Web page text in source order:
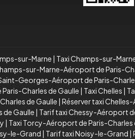
sur-Marne Taxi Champs-sur-
sur-Marne-Aéroport de Paris-
Georges-Aéroport de Paris-
Charles de Gaulle Taxi Chelles
de Gaulle Réserver taxi
de Gaulle Tarif taxi Chessy-Aéroport
Taxi Torcy-Aéroport de Paris-Charles
le-Grand Tarif taxi Noisy-le-Grand